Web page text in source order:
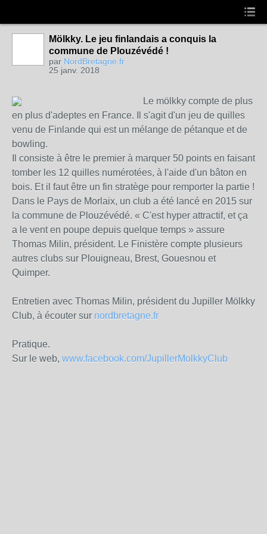
Mölkky. Le jeu finlandais a conquis la
commune de Plouzévédé !
par NordBretagne.fr
25 janv. 2018
Le mölkky compte de plus
en plus d'adeptes en France. Il s'agit d'un jeu de quilles
venu de Finlande qui est un mélange de pétanque et de
bowling.
Il consiste à être le premier à marquer 50 points en faisant
tomber les 12 quilles numérotées, à l'aide d'un bâton en
bois. Et il faut être un fin stratège pour remporter la partie !
Dans le Pays de Morlaix, un club a été lancé en 2015 sur
la commune de Plouzévédé. « C'est hyper attractif, et ça
a le vent en poupe depuis quelque temps » assure
Thomas Milin, président. Le Finistère compte plusieurs
autres clubs sur Plouigneau, Brest, Gouesnou et
Quimper.
Entretien avec Thomas Milin, président du Jupiller Mölkky
Club, à écouter sur nordbretagne.fr
Pratique.
Sur le web, www.facebook.com/JupillerMolkkyClub